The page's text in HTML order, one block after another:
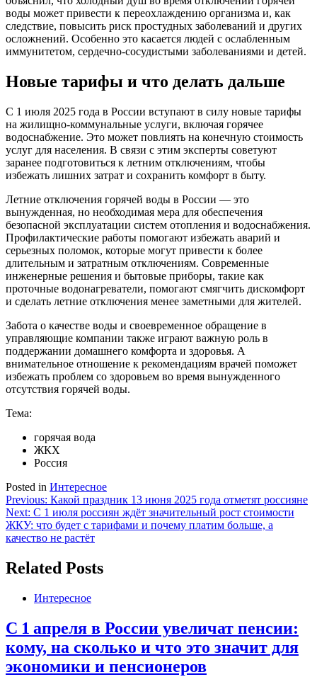
воды может привести к переохлаждению организма и, как
следствие, повысить риск простудных заболеваний и других
осложнений. Особенно это касается людей с ослабленным
иммунитетом, сердечно-сосудистыми заболеваниями и детей.
Новые тарифы и что делать дальше
С 1 июля 2025 года в России вступают в силу новые тарифы
на жилищно-коммунальные услуги, включая горячее
водоснабжение. Это может повлиять на конечную стоимость
услуг для населения. В связи с этим эксперты советуют
заранее подготовиться к летним отключениям, чтобы
избежать лишних затрат и сохранить комфорт в быту.
Летние отключения горячей воды в России — это
вынужденная, но необходимая мера для обеспечения
безопасной эксплуатации систем отопления и водоснабжения.
Профилактические работы помогают избежать аварий и
серьезных поломок, которые могут привести к более
длительным и затратным отключениям. Современные
инженерные решения и бытовые приборы, такие как
проточные водонагреватели, помогают смягчить дискомфорт
и сделать летние отключения менее заметными для жителей.
Забота о качестве воды и своевременное обращение в
управляющие компании также играют важную роль в
поддержании домашнего комфорта и здоровья. А
внимательное отношение к рекомендациям врачей поможет
избежать проблем со здоровьем во время вынужденного
отсутствия горячей воды.
Тема:
горячая вода
ЖКХ
Россия
Posted in Интересное
Навигация
по
записям
Previous: Какой праздник 13 июня 2025 года отметят россияне
Next: С 1 июля россиян ждёт значительный рост стоимости
ЖКУ: что будет с тарифами и почему платим больше, а
качество не растёт
Related Posts
Интересное
С 1 апреля в России увеличат пенсии:
кому, на сколько и что это значит для
экономики и пенсионеров